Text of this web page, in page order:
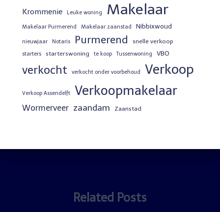
Krommenie Leuke woning Makelaar
Makelaar Purmerend Makelaar zaanstad Nibbixwoud
nieuwjaar Notaris Purmerend snelle verkoop
starters starterswoning te koop Tussenwoning VBO
verkocht verkocht onder voorbehoud Verkoop
Verkoop Assendelft Verkoopmakelaar
Wormerveer zaandam Zaanstad
Related Posts